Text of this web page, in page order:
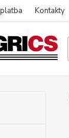
Kontakty